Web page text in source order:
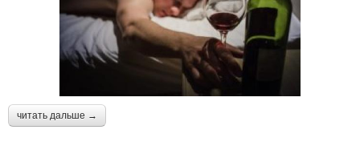
читать дальше →